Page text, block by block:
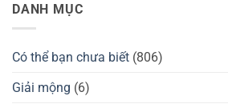
tốt
không?
chuột
Darmoshark
cầm
GuliKit
Đánh
GuliKit
KingKong
luận
ở
của
nào?
Đánh
DANH MỤC
Có thể bạn chưa biết (806)
Giải mộng (6)